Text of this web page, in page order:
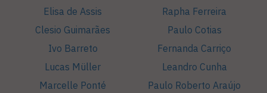
Elisa de Assis
Clesio Guimarães
Ivo Barreto
Lucas Müller
Marcelle Ponté
Rapha Ferreira
Paulo Cotias
Fernanda Carriço
Leandro Cunha
Paulo Roberto Araújo